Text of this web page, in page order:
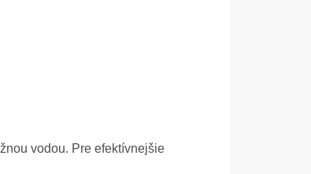
vodou. Pre efektívnejšie